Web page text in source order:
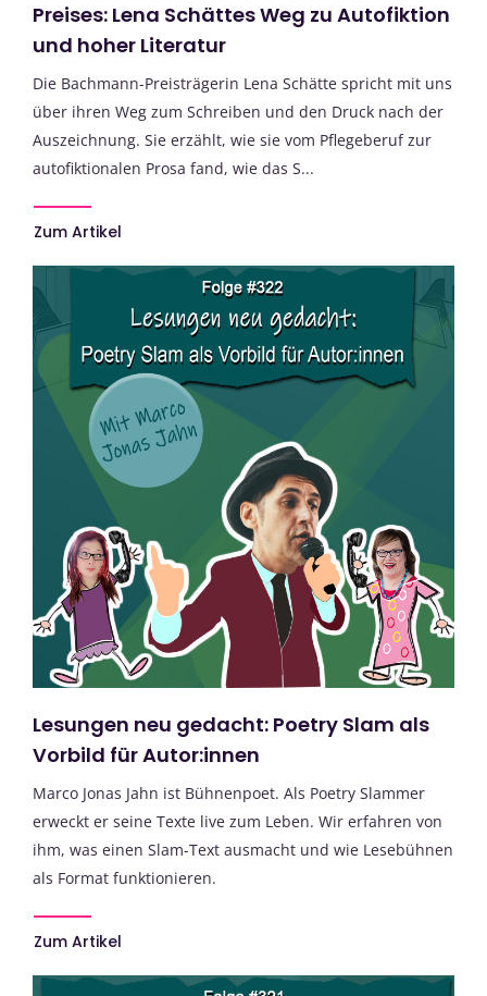
Preises: Lena Schättes Weg zu Autofiktion
und hoher Literatur
Die Bachmann-Preisträgerin Lena Schätte spricht mit uns
über ihren Weg zum Schreiben und den Druck nach der
Auszeichnung. Sie erzählt, wie sie vom Pflegeberuf zur
autofiktionalen Prosa fand, wie das S...
Zum Artikel
Lesungen neu gedacht: Poetry Slam als
Vorbild für Autor:innen
Marco Jonas Jahn ist Bühnenpoet. Als Poetry Slammer
erweckt er seine Texte live zum Leben. Wir erfahren von
ihm, was einen Slam-Text ausmacht und wie Lesebühnen
als Format funktionieren.
Zum Artikel